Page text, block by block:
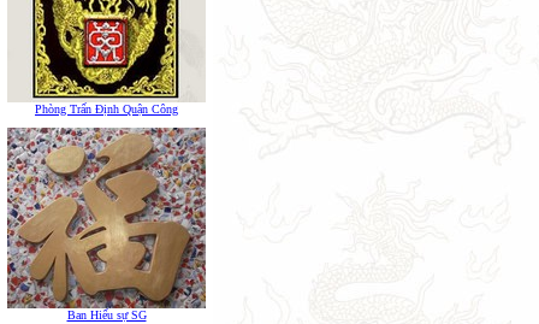
Phòng Trấn Định Quận Công
Ban Hiếu sự SG